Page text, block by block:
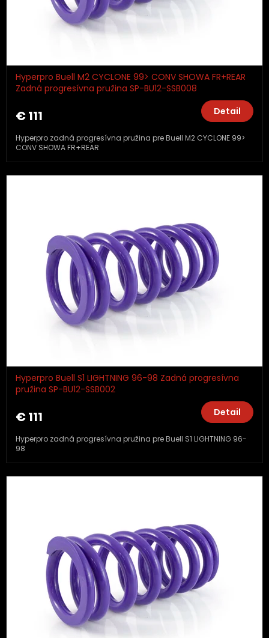
Hyperpro Buell M2 CYCLONE 99> CONV SHOWA FR+REAR
Zadná progresívna pružina SP-BU12-SSB008
€ 111 Detail
Hyperpro zadná progresívna pružina pre Buell M2 CYCLONE 99>
CONV SHOWA FR+REAR
Hyperpro Buell S1 LIGHTNING 96-98 Zadná progresívna
pružina SP-BU12-SSB002
€ 111 Detail
Hyperpro zadná progresívna pružina pre Buell S1 LIGHTNING 96-
98